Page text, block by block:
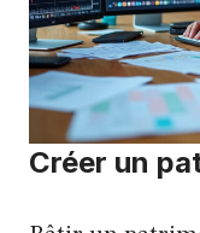
Créer un